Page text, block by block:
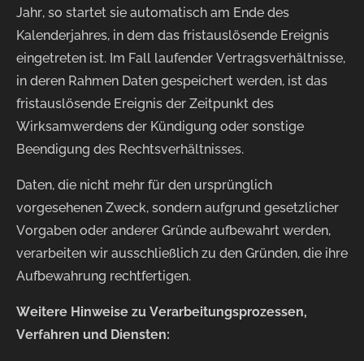
Jahr, so startet sie automatisch am Ende des
Kalenderjahres, in dem das fristauslösende Ereignis
eingetreten ist. Im Fall laufender Vertragsverhältnisse,
in deren Rahmen Daten gespeichert werden, ist das
fristauslösende Ereignis der Zeitpunkt des
Wirksamwerdens der Kündigung oder sonstige
Beendigung des Rechtsverhältnisses.
Daten, die nicht mehr für den ursprünglich
vorgesehenen Zweck, sondern aufgrund gesetzlicher
Vorgaben oder anderer Gründe aufbewahrt werden,
verarbeiten wir ausschließlich zu den Gründen, die ihre
Aufbewahrung rechtfertigen.
Weitere Hinweise zu Verarbeitungsprozessen,
Verfahren und Diensten: